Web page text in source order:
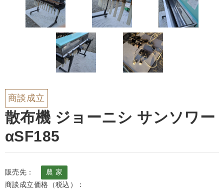
商談成立
散布機 ジョーニシ サンソワー
αSF185
販売先：
農 家
商談成立価格（税込）：